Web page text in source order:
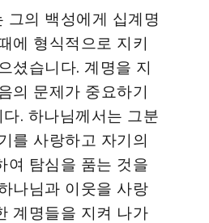
그의 백성에게 십계명
에 형식적으로 지키
셨습니다. 계명을 지
의 문제가 중요하기
. 하나님께서는 그분
를 사랑하고 자기의
여 탐심을 품는 것을
나님과 이웃을 사랑
계명들을 지켜 나가